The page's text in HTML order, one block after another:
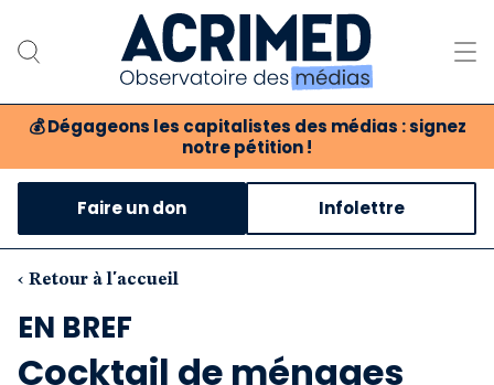
💰 Dégageons les capitalistes des médias : signez
notre pétition !
Notre association
Notre critique des médias
Nos propositions
Faire un don Infolettre
‹ Retour à l'accueil
EN BREF
Cocktail de ménages